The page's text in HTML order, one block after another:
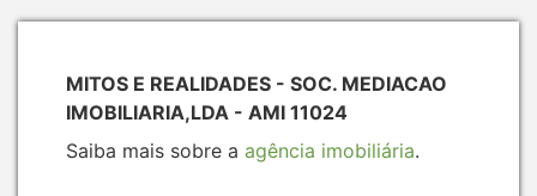
MITOS E REALIDADES - SOC. MEDIACAO
IMOBILIARIA,LDA - AMI 11024
Saiba mais sobre a agência imobiliária.